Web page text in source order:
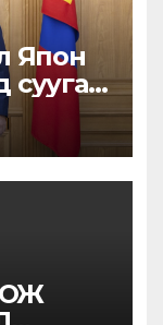
Япон
суугаа
Элчин